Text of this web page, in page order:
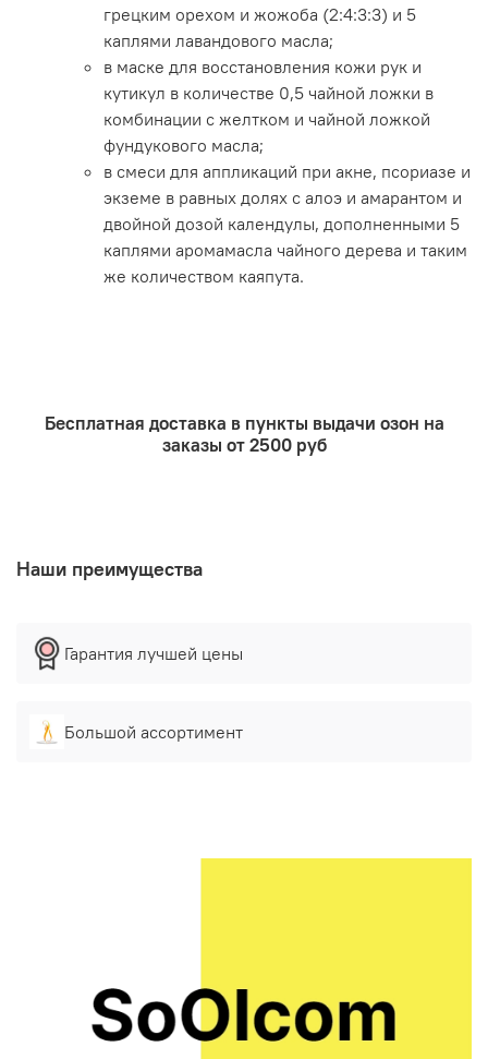
грецким орехом и жожоба (2:4:3:3) и 5
каплями лавандового масла;
в маске для восстановления кожи рук и
кутикул в количестве 0,5 чайной ложки в
комбинации с желтком и чайной ложкой
фундукового масла;
в смеси для аппликаций при акне, псориазе и
экземе в равных долях с алоэ и амарантом и
двойной дозой календулы, дополненными 5
каплями аромамасла чайного дерева и таким
же количеством каяпута.
Бесплатная доставка в пункты выдачи озон на
заказы от 2500 руб
Наши преимущества
Гарантия лучшей цены
Большой ассортимент